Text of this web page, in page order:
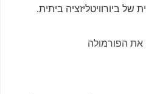
את הפורמולה